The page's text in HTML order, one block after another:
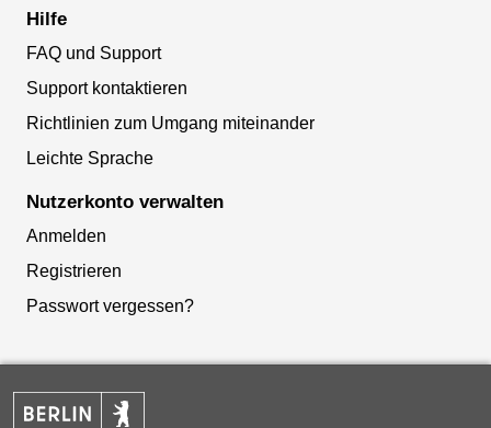
Hilfe
FAQ und Support
Support kontaktieren
Richtlinien zum Umgang miteinander
Leichte Sprache
Nutzerkonto verwalten
Anmelden
Registrieren
Passwort vergessen?